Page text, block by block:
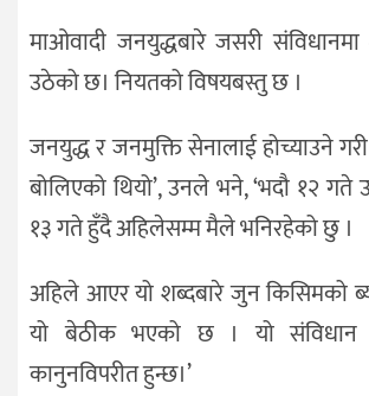
माओवादी जनयुद्धबारे जसरी संविधानमा
उठेको छ। नियतको विषयबस्तु छ ।
जनयुद्ध र जनमुक्ति सेनालाई होच्याउने
बोलिएको थियो’, उनले भने, ‘भदौ १२ गते
१३ गते हुँदै अहिलेसम्म मैले भनिरहेको छु ।
अहिले आएर यो शब्दबारे जुन किसिमको
यो बेठीक भएको छ । यो संविधान
कानुनविपरीत हुन्छ।’